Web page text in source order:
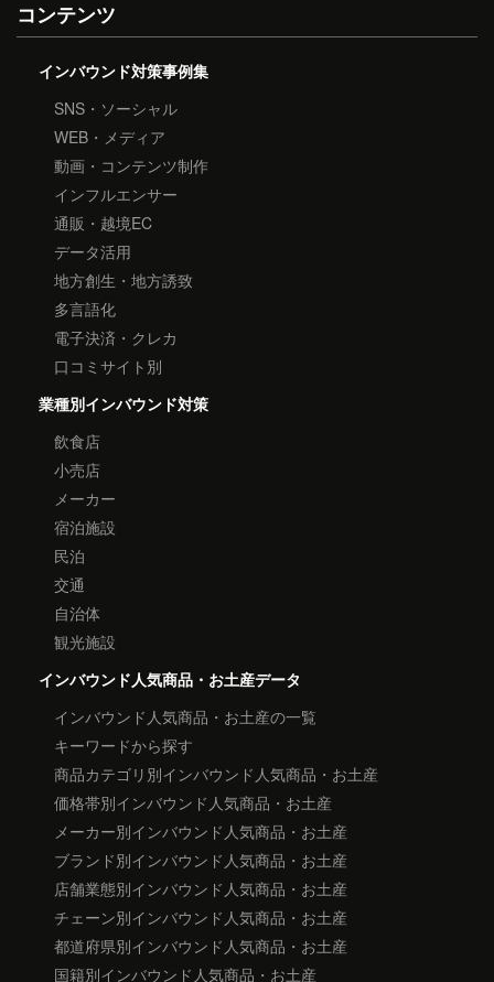
コンテンツ
インバウンド対策事例集
SNS・ソーシャル
WEB・メディア
動画・コンテンツ制作
インフルエンサー
通販・越境EC
データ活用
地方創生・地方誘致
多言語化
電子決済・クレカ
口コミサイト別
業種別インバウンド対策
飲食店
小売店
メーカー
宿泊施設
民泊
交通
自治体
観光施設
インバウンド人気商品・お土産データ
インバウンド人気商品・お土産の一覧
キーワードから探す
商品カテゴリ別インバウンド人気商品・お土産
価格帯別インバウンド人気商品・お土産
メーカー別インバウンド人気商品・お土産
ブランド別インバウンド人気商品・お土産
店舗業態別インバウンド人気商品・お土産
チェーン別インバウンド人気商品・お土産
都道府県別インバウンド人気商品・お土産
国籍別インバウンド人気商品・お土産